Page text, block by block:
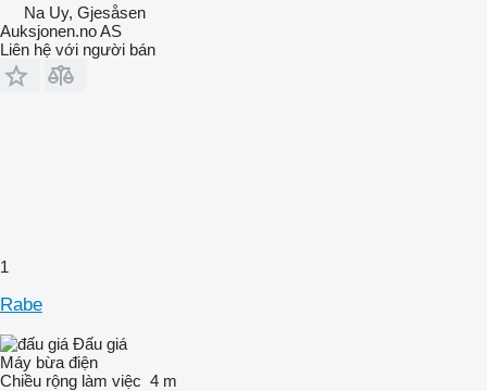
Na Uy, Gjesåsen
Auksjonen.no AS
Liên hệ với người bán
1
Rabe
Đấu giá
Máy bừa điện
Chiều rộng làm việc 4 m